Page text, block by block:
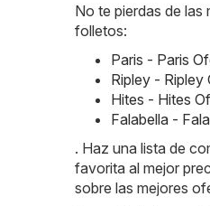
No te pierdas de
folletos:
Paris - Paris
Ripley -
Hites - Hites
Falabella -
. Haz una lista de
favorita al mejor
sobre las mejores